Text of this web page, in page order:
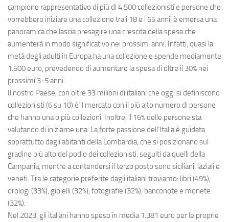
campione rappresentativo di più di 4.500 collezionisti e persone che
vorrebbero iniziare una collezione tra i 18 e i 65 anni, è emersa una
panoramica che lascia presagire una crescita della spesa che
aumenterà in modo significativo nei prossimi anni. Infatti, quasi la
metà degli adulti in Europa ha una collezione e spende mediamente
1.500 euro, prevedendo di aumentare la spesa di oltre il 30% nei
prossimi 3-5 anni.
Il nostro Paese, con oltre 33 milioni di italiani che oggi si definiscono
collezionisti (6 su 10) è il mercato con il più alto numero di persone
che hanno una o più collezioni. Inoltre, il 16% delle persone sta
valutando di iniziarne una. La forte passione dell’Italia è guidata
soprattutto dagli abitanti della Lombardia, che si posizionano sul
gradino più alto del podio dei collezionisti, seguiti da quelli della
Campania, mentre a contendersi il terzo posto sono siciliani, laziali e
veneti. Tra le categorie preferite dagli italiani troviamo: libri (49%),
orologi (33%), gioielli (32%), fotografie (32%), banconote e monete
(32%).
Nel 2023, gli italiani hanno speso in media 1.381 euro per le proprie